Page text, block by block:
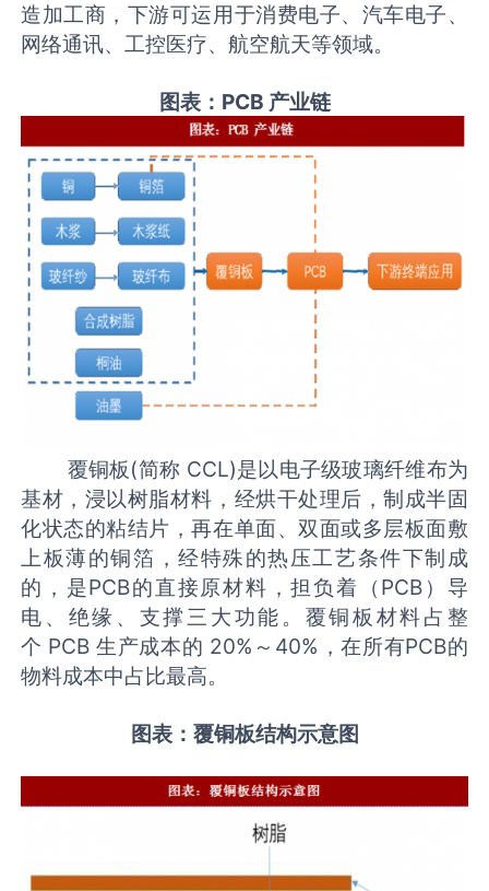
造加工商，下游可运用于消费电子、汽车电子、
网络通讯、工控医疗、航空航天等领域。
图表：PCB 产业链
覆铜板(简称 CCL)是以电子级玻璃纤维布为
基材，浸以树脂材料，经烘干处理后，制成半固
化状态的粘结片，再在单面、双面或多层板面敷
上板薄的铜箔，经特殊的热压工艺条件下制成
的，是PCB的直接原材料，担负着（PCB）导
电、绝缘、支撑三大功能。覆铜板材料占整
个 PCB 生产成本的 20%～40%，在所有PCB的
物料成本中占比最高。
图表：覆铜板结构示意图